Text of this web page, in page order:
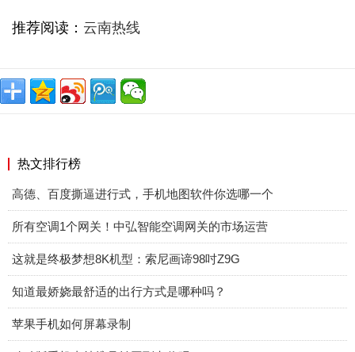
推荐阅读： 云南热线
热文排行榜
高德、百度撕逼进行式，手机地图软件你选哪一个
所有空调1个网关！中弘智能空调网关的市场运营
这就是终极梦想8K机型：索尼画谛98吋Z9G
知道最娇娆最舒适的出行方式是哪种吗？
苹果手机如何屏幕录制